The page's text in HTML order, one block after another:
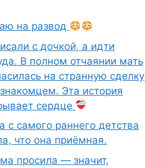
на развод
с дочкой, а идти
В полном отчаянии мать
на странную сделку
Эта история
сердце
с самого раннего детства
что она приёмная.
просила — значит,